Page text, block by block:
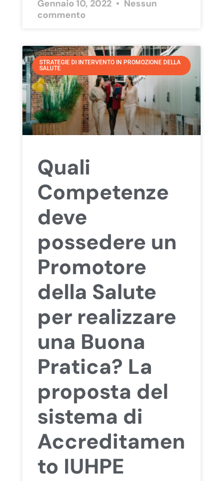
Gennaio 10, 2022
Nessun
commento
STRATEGIE DI INTERVENTO IN PROMOZIONE DELLA
SALUTE
Quali
Competenze
deve
possedere un
Promotore
della Salute
per realizzare
una Buona
Pratica? La
proposta del
sistema di
Accreditamen
to IUHPE